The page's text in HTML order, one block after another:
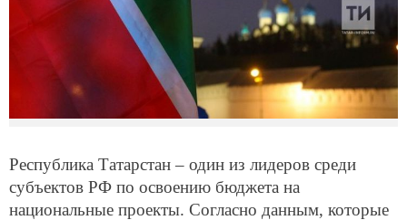
Республика Татарстан – один из лидеров среди
субъектов РФ по освоению бюджета на
национальные проекты. Согласно данным, которые